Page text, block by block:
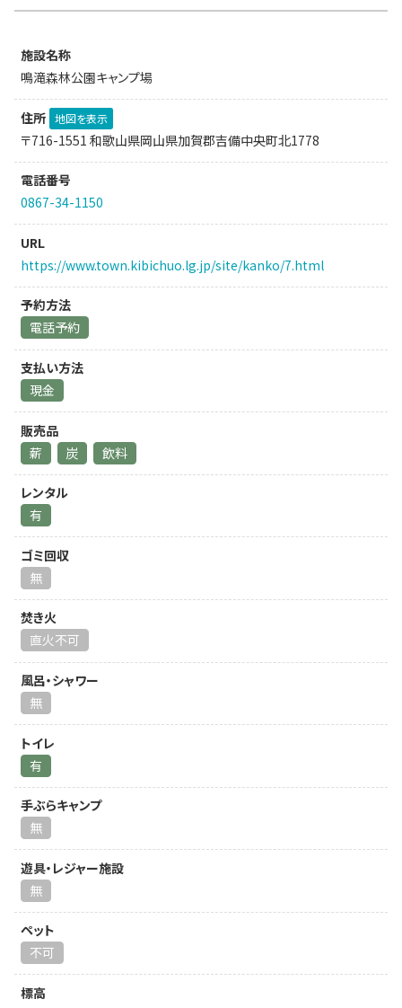
施設名称
鳴滝森林公園キャンプ場
住所 地図を表示
〒716-1551 和歌山県岡山県加賀郡吉備中央町北1778
電話番号
0867-34-1150
URL
https://www.town.kibichuo.lg.jp/site/kanko/7.html
予約方法
電話予約
支払い方法
現金
販売品
薪
炭 飲料
レンタル
有
ゴミ回収
無
焚き火
直火不可
風呂・シャワー
無
トイレ
有
手ぶらキャンプ
無
遊具・レジャー施設
無
ペット
不可
標高